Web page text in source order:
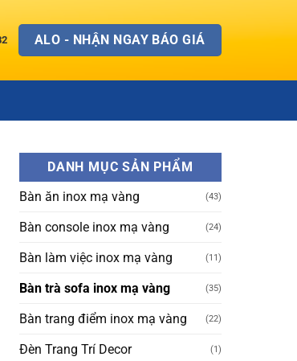
ALO - NHẬN NGAY BÁO GIÁ
DANH MỤC SẢN PHẨM
Bàn ăn inox mạ vàng
(43)
Bàn console inox mạ vàng (24)
Bàn làm việc inox mạ vàng (11)
Bàn trà sofa inox mạ vàng (35)
Bàn trang điểm inox mạ vàng (22)
Đèn Trang Trí Decor (1)